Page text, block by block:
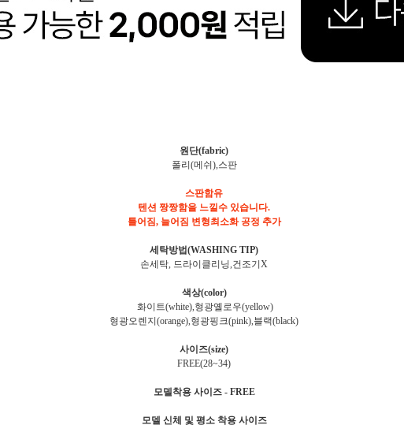
원단(fabric)
폴리(메쉬),스판
스판함유
텐션 짱짱함을 느낄수 있습니다.
틀어짐, 늘어짐 변형최소화 공정 추가
세탁방법(WASHING TIP)
손세탁, 드라이클리닝,건조기X
색상(color)
화이트(white),형광옐로우(yellow)
형광오렌지(orange),형광핑크(pink),블랙(black)
사이즈(size)
FREE(28~34)
모델착용 사이즈 - FREE
모델 신체 및 평소 착용 사이즈